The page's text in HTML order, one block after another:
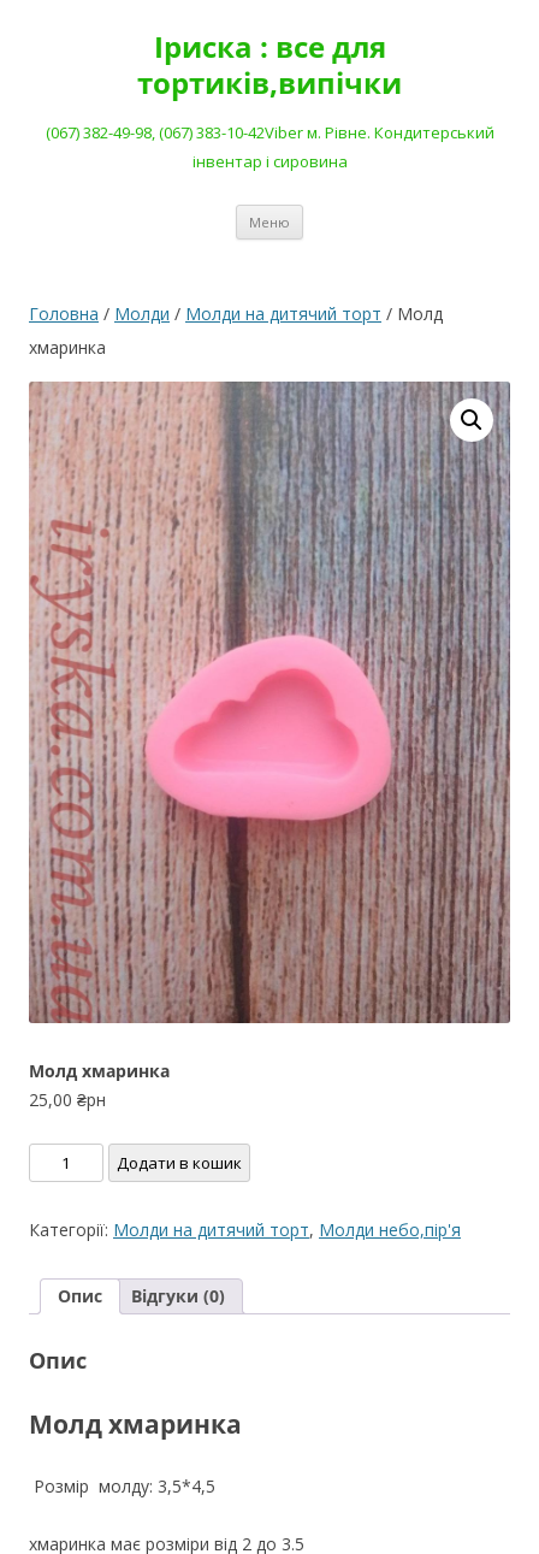
Іриска : все для
тортиків,випічки
(067) 382-49-98, (067) 383-10-42Viber м. Рівне. Кондитерський
інвентар і сировина
Меню
Головна / Молди / Молди на дитячий торт / Молд
хмаринка
Молд хмаринка
25,00 ₴рн
Молд
хмаринка
Додати в кошик
Категорії: Молди на дитячий торт, Молди небо,пір'я
Опис Відгуки (0)
Опис
Молд хмаринка
Розмір молду: 3,5*4,5
хмаринка має розміри від 2 до 3.5